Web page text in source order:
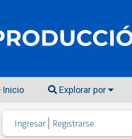
Inicio Explorar por
Ingresar Registrarse